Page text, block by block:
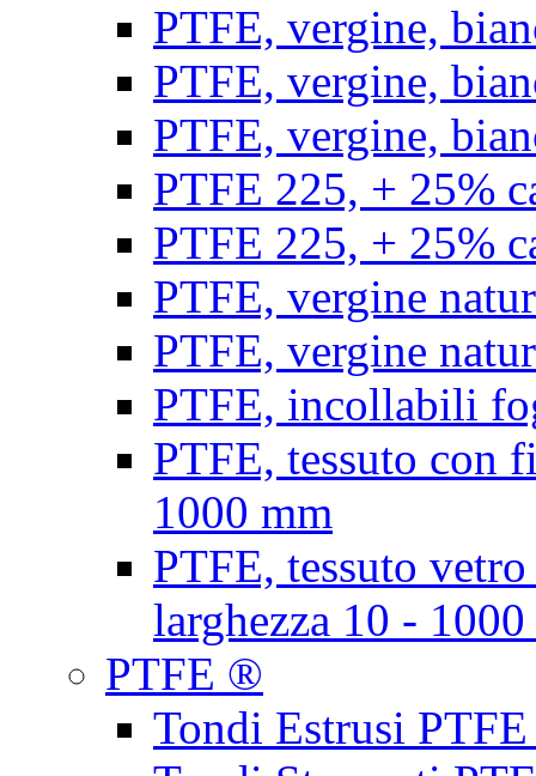
PTFE, vergine,
PTFE, vergine,
PTFE, vergine,
PTFE 225, + 25%
PTFE 225, + 25%
PTFE, vergine
PTFE, vergine
PTFE, incollabili
PTFE, tessuto con
1000 mm
PTFE, tessuto
larghezza 10 -
PTFE ®
Tondi Estrusi